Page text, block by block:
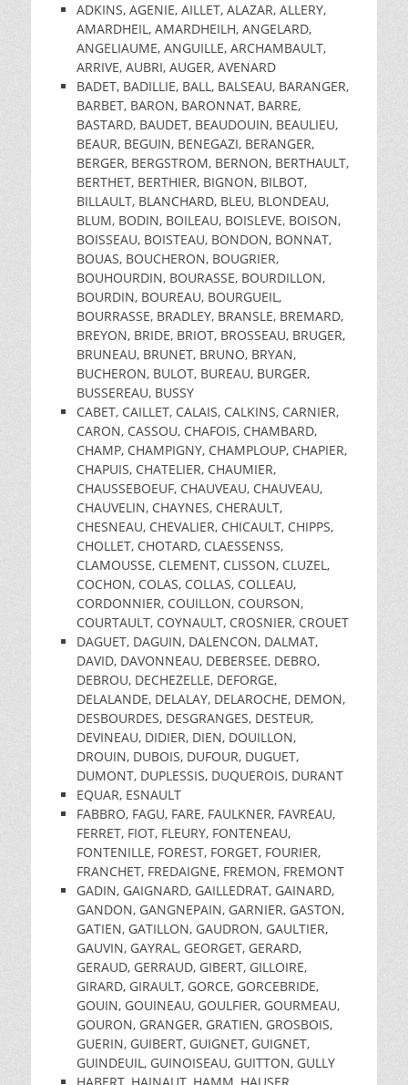
ADKINS, AGENIE, AILLET, ALAZAR, ALLERY,
AMARDHEIL, AMARDHEILH, ANGELARD,
ANGELIAUME, ANGUILLE, ARCHAMBAULT,
ARRIVE, AUBRI, AUGER, AVENARD
BADET, BADILLIE, BALL, BALSEAU, BARANGER,
BARBET, BARON, BARONNAT, BARRE,
BASTARD, BAUDET, BEAUDOUIN, BEAULIEU,
BEAUR, BEGUIN, BENEGAZI, BERANGER,
BERGER, BERGSTROM, BERNON, BERTHAULT,
BERTHET, BERTHIER, BIGNON, BILBOT,
BILLAULT, BLANCHARD, BLEU, BLONDEAU,
BLUM, BODIN, BOILEAU, BOISLEVE, BOISON,
BOISSEAU, BOISTEAU, BONDON, BONNAT,
BOUAS, BOUCHERON, BOUGRIER,
BOUHOURDIN, BOURASSE, BOURDILLON,
BOURDIN, BOUREAU, BOURGUEIL,
BOURRASSE, BRADLEY, BRANSLE, BREMARD,
BREYON, BRIDE, BRIOT, BROSSEAU, BRUGER,
BRUNEAU, BRUNET, BRUNO, BRYAN,
BUCHERON, BULOT, BUREAU, BURGER,
BUSSEREAU, BUSSY
CABET, CAILLET, CALAIS, CALKINS, CARNIER,
CARON, CASSOU, CHAFOIS, CHAMBARD,
CHAMP, CHAMPIGNY, CHAMPLOUP, CHAPIER,
CHAPUIS, CHATELIER, CHAUMIER,
CHAUSSEBOEUF, CHAUVEAU, CHAUVEAU,
CHAUVELIN, CHAYNES, CHERAULT,
CHESNEAU, CHEVALIER, CHICAULT, CHIPPS,
CHOLLET, CHOTARD, CLAESSENSS,
CLAMOUSSE, CLEMENT, CLISSON, CLUZEL,
COCHON, COLAS, COLLAS, COLLEAU,
CORDONNIER, COUILLON, COURSON,
COURTAULT, COYNAULT, CROSNIER, CROUET
DAGUET, DAGUIN, DALENCON, DALMAT,
DAVID, DAVONNEAU, DEBERSEE, DEBRO,
DEBROU, DECHEZELLE, DEFORGE,
DELALANDE, DELALAY, DELAROCHE, DEMON,
DESBOURDES, DESGRANGES, DESTEUR,
DEVINEAU, DIDIER, DIEN, DOUILLON,
DROUIN, DUBOIS, DUFOUR, DUGUET,
DUMONT, DUPLESSIS, DUQUEROIS, DURANT
EQUAR, ESNAULT
FABBRO, FAGU, FARE, FAULKNER, FAVREAU,
FERRET, FIOT, FLEURY, FONTENEAU,
FONTENILLE, FOREST, FORGET, FOURIER,
FRANCHET, FREDAIGNE, FREMON, FREMONT
GADIN, GAIGNARD, GAILLEDRAT, GAINARD,
GANDON, GANGNEPAIN, GARNIER, GASTON,
GATIEN, GATILLON, GAUDRON, GAULTIER,
GAUVIN, GAYRAL, GEORGET, GERARD,
GERAUD, GERRAUD, GIBERT, GILLOIRE,
GIRARD, GIRAULT, GORCE, GORCEBRIDE,
GOUIN, GOUINEAU, GOULFIER, GOURMEAU,
GOURON, GRANGER, GRATIEN, GROSBOIS,
GUERIN, GUIBERT, GUIGNET, GUIGNET,
GUINDEUIL, GUINOISEAU, GUITTON, GULLY